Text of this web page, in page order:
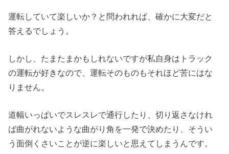
運転していて楽しいか？と問われれば、確かに大変だと
答えるでしょう。
しかし、たまたまかもしれないですが私自身はトラック
の運転が好きなので、運転そのものもそれほど苦にはな
りません。
道幅いっぱいでスレスレで通行したり、切り返さなけれ
ば曲がれないような曲がり角を一発で決めたり、そうい
う面倒くさいことが逆に楽しいと思えてしまうんです。